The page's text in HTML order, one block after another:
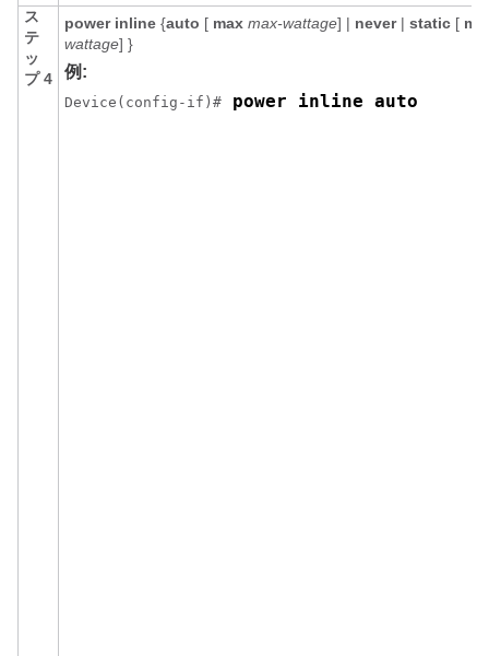
ス
テ
ッ
プ 4
power inline {auto [ max max-wattage] | never| static [
wattage] }
例:
Device(config-if)# power inline auto